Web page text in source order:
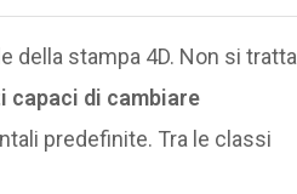
stampa 4D. Non si tratta
capaci di cambiare
predefinite. Tra le classi